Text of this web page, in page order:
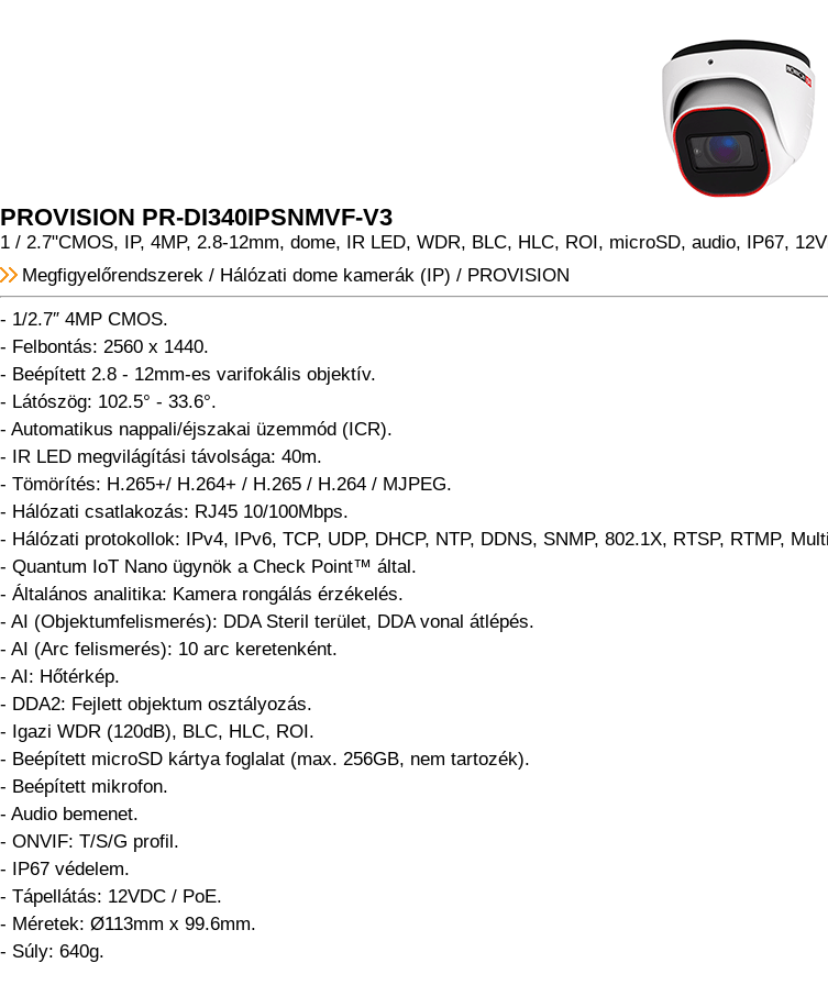
PROVISION PR-DI340IPSNMVF-V3
1 / 2.7"CMOS, IP, 4MP, 2.8-12mm, dome, IR LED, WDR, BLC, HLC, ROI, microSD, audio, IP67,
Megfigyelőrendszerek / Hálózati dome kamerák (IP) / PROVISION
- 1/2.7″ 4MP CMOS.
- Felbontás: 2560 x 1440.
- Beépített 2.8 - 12mm-es varifokális objektív.
- Látószög: 102.5° - 33.6°.
- Automatikus nappali/éjszakai üzemmód (ICR).
- IR LED megvilágítási távolsága: 40m.
- Tömörítés: H.265+/ H.264+ / H.265 / H.264 / MJPEG.
- Hálózati csatlakozás: RJ45 10/100Mbps.
- Hálózati protokollok: IPv4, IPv6, TCP, UDP, DHCP, NTP, DDNS, SNMP, 802.1X, RTSP, RTMP,
- Quantum IoT Nano ügynök a Check Point™ által.
- Általános analitika: Kamera rongálás érzékelés.
- AI (Objektumfelismerés): DDA Steril terület, DDA vonal átlépés.
- AI (Arc felismerés): 10 arc keretenként.
- AI: Hőtérkép.
- DDA2: Fejlett objektum osztályozás.
- Igazi WDR (120dB), BLC, HLC, ROI.
- Beépített microSD kártya foglalat (max. 256GB, nem tartozék).
- Beépített mikrofon.
- Audio bemenet.
- ONVIF: T/S/G profil.
- IP67 védelem.
- Tápellátás: 12VDC / PoE.
- Méretek: Ø113mm x 99.6mm.
- Súly: 640g.